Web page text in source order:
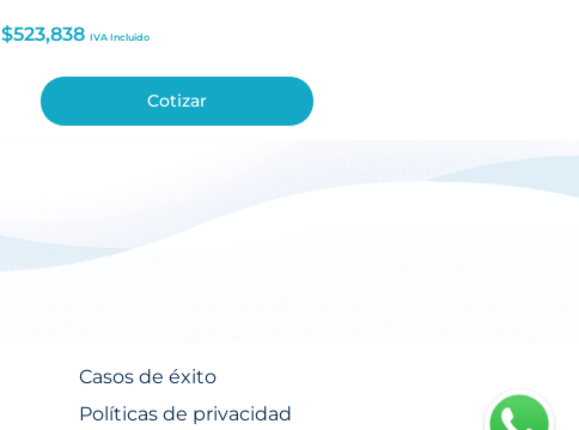
$523,838 IVA Incluido
Cotizar
Casos de éxito
Políticas de privacidad